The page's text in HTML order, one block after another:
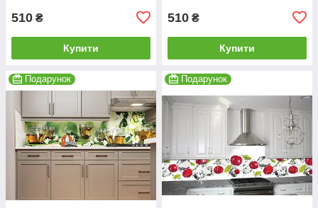
510 ₴
Купити
510 ₴
Купити
Подарунок Подарунок